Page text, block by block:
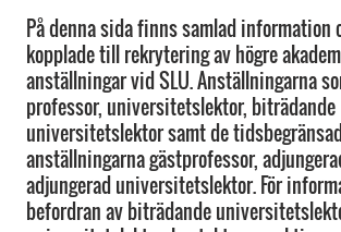
På denna sida finns samlad information
kopplade till rekrytering av högre
anställningar vid SLU. Anställningarna
professor, universitetslektor, biträdande
universitetslektor samt de
anställningarna gästprofessor,
adjungerad universitetslektor. För
befordran av biträdande